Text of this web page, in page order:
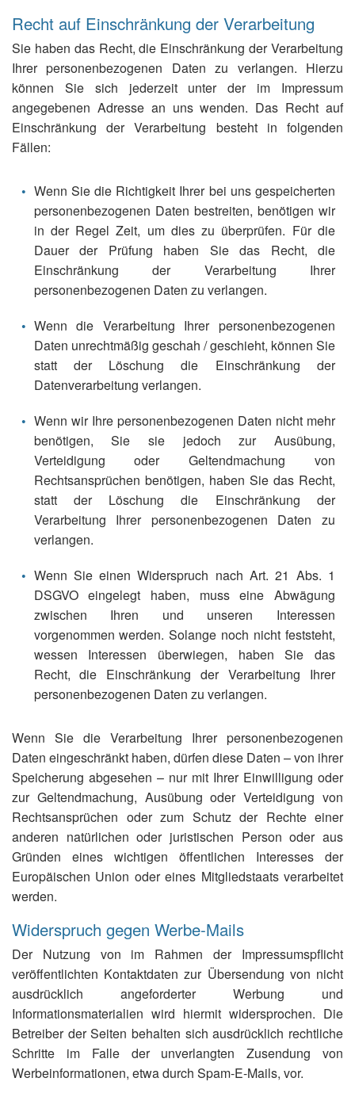
Recht auf Einschränkung der Verarbeitung
Sie haben das Recht, die Einschränkung der Verarbeitung
Ihrer personenbezogenen Daten zu verlangen. Hierzu
können Sie sich jederzeit unter der im Impressum
angegebenen Adresse an uns wenden. Das Recht auf
Einschränkung der Verarbeitung besteht in folgenden
Fällen:
Wenn Sie die Richtigkeit Ihrer bei uns gespeicherten
personenbezogenen Daten bestreiten, benötigen wir
in der Regel Zeit, um dies zu überprüfen. Für die
Dauer der Prüfung haben Sie das Recht, die
Einschränkung der Verarbeitung Ihrer
personenbezogenen Daten zu verlangen.
Wenn die Verarbeitung Ihrer personenbezogenen
Daten unrechtmäßig geschah / geschieht, können Sie
statt der Löschung die Einschränkung der
Datenverarbeitung verlangen.
Wenn wir Ihre personenbezogenen Daten nicht mehr
benötigen, Sie sie jedoch zur Ausübung,
Verteidigung oder Geltendmachung von
Rechtsansprüchen benötigen, haben Sie das Recht,
statt der Löschung die Einschränkung der
Verarbeitung Ihrer personenbezogenen Daten zu
verlangen.
Wenn Sie einen Widerspruch nach Art. 21 Abs. 1
DSGVO eingelegt haben, muss eine Abwägung
zwischen Ihren und unseren Interessen
vorgenommen werden. Solange noch nicht feststeht,
wessen Interessen überwiegen, haben Sie das
Recht, die Einschränkung der Verarbeitung Ihrer
personenbezogenen Daten zu verlangen.
Wenn Sie die Verarbeitung Ihrer personenbezogenen
Daten eingeschränkt haben, dürfen diese Daten – von ihrer
Speicherung abgesehen – nur mit Ihrer Einwilligung oder
zur Geltendmachung, Ausübung oder Verteidigung von
Rechtsansprüchen oder zum Schutz der Rechte einer
anderen natürlichen oder juristischen Person oder aus
Gründen eines wichtigen öffentlichen Interesses der
Europäischen Union oder eines Mitgliedstaats verarbeitet
werden.
Widerspruch gegen Werbe-Mails
Der Nutzung von im Rahmen der Impressumspflicht
veröffentlichten Kontaktdaten zur Übersendung von nicht
ausdrücklich angeforderter Werbung und
Informationsmaterialien wird hiermit widersprochen. Die
Betreiber der Seiten behalten sich ausdrücklich rechtliche
Schritte im Falle der unverlangten Zusendung von
Werbeinformationen, etwa durch Spam-E-Mails, vor.